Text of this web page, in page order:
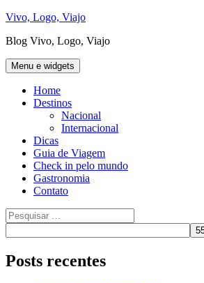
Pular
o
Vivo, Logo, Viajo
Blog Vivo, Logo, Viajo
Menu e widgets
Home
Destinos
Nacional
Internacional
Dicas
Guia de Viagem
Check in pelo mundo
Gastronomia
Contato
Pesquisar
por:
Posts recentes